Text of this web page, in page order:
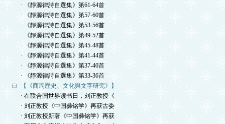
· 《靜源律詩自選集》第61-64首
· 《靜源律詩自選集》第57-60首
· 《靜源律詩自選集》第53-56首
· 《靜源律詩自選集》第49-52首
· 《靜源律詩自選集》第45-48首
· 《靜源律詩自選集》第41-44首
· 《靜源律詩自選集》第37-40首
· 《靜源律詩自選集》第33-36首
【《商周歷史、文化與文字研究》】
· 在联合国世界读书日，刘正教授《
· 刘正教授《中国彝铭学》再获古委
· 刘正教授新著《中国彝铭学》再获